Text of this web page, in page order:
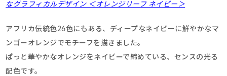
なグラフィカルデザイン ＜オレンジリーフ ネイビー＞
アフリカ伝統色26色にもある、ディープなネイビーに鮮やかなマ
ンゴーオレンジでモチーフを描きました。
ぱっと華やかなオレンジをネイビーで締めている、センスの光る
配色です。